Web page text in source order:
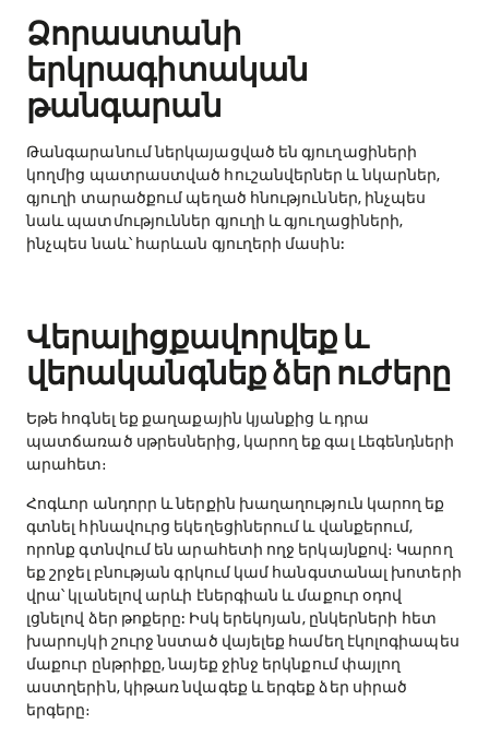
Ձորաստանի
երկրագիտական
թանգարան
Թանգարանում ներկայացված են գյուղացիների
կողմից պատրաստված հուշանվերներ և նկարներ,
գյուղի տարածքում պեղած հնություններ, ինչպես
նաև պատմություններ գյուղի և գյուղացիների,
ինչպես նաև՝ հարևան գյուղերի մասին:
Վերալիցքավորվեք և
վերականգնեք ձեր ուժերը
Եթե հոգնել եք քաղաքային կյանքից և դրա
պատճառած սթրեսներից, կարող եք գալ Լեգենդների
արահետ։
Հոգևոր անդորր և ներքին խաղաղություն կարող եք
գտնել հինավուրց եկեղեցիներում և վանքերում,
որոնք գտնվում են արահետի ողջ երկայնքով։ Կարող
եք շրջել բնության գրկում կամ հանգստանալ խոտերի
վրա՝ կլանելով արևի էներգիան և մաքուր օդով
լցնելով ձեր թոքերը: Իսկ երեկոյան, ընկերների հետ
խարույկի շուրջ նստած վայելեք համեղ էկոլոգիապես
մաքուր ընթրիքը, նայեք ջինջ երկնքում փայլող
աստղերին, կիթառ նվագեք և երգեք ձեր սիրած
երգերը։